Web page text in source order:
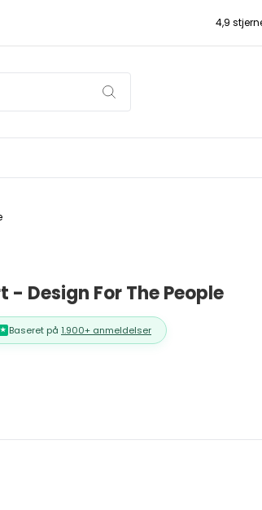
4,9
- Design For The People
★ Baseret på 1.900+ anmeldelser